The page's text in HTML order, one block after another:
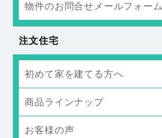
物件のお問合せメールフォーム
注文住宅
初めて家を建てる方へ
商品ラインナップ
お客様の声